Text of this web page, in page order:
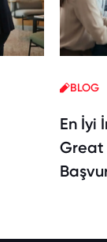
BLOG
En İyi
Great